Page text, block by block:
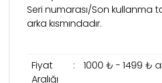
Seri numarası/Son kullanma
arka kısmındadır.
Fiyat
Aralığı
: 1000 ₺ - 1499 ₺